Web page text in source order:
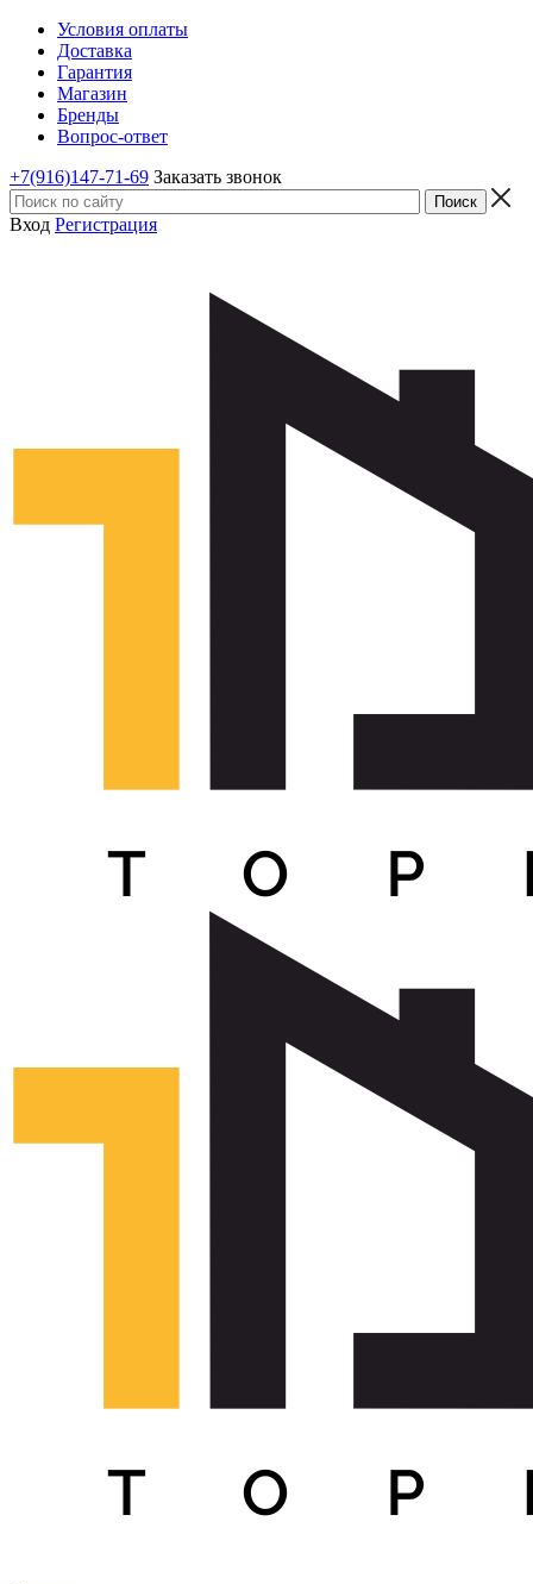
Условия оплаты
Доставка
Гарантия
Магазин
Бренды
Вопрос-ответ
+7(916)147-71-69 Заказать звонок
Вход Регистрация